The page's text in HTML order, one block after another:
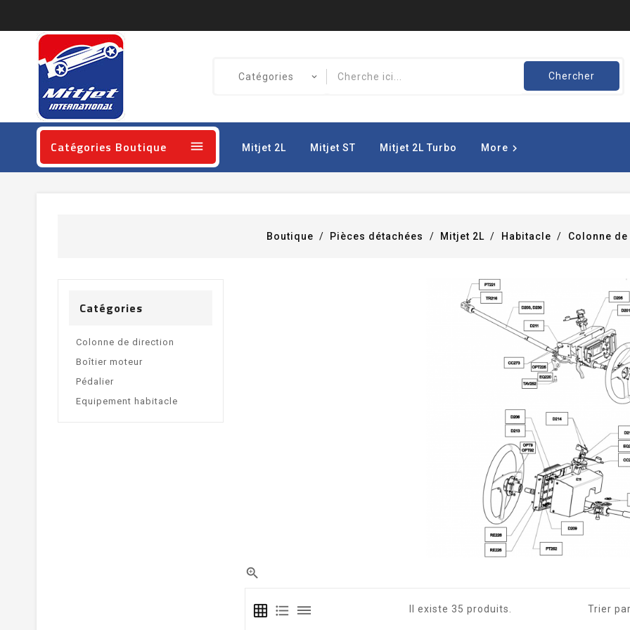
Chercher
Catégories Boutique  Mitjet 2L Mitjet ST Mitjet 2L Turbo More 
Boutique Pièces détachées Mitjet 2L Habitacle Colonne
Catégories
Colonne de direction
Boîtier moteur
Pédalier
Equipement habitacle

grid_on format_list_bulleted dehaze Il existe 35 produits. Trier